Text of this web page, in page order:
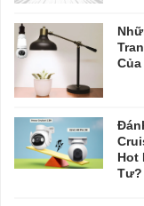
Hot
Tư?